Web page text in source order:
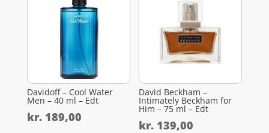
Davidoff – Cool Water
Men – 40 ml – Edt
kr.189,00
David Beckham –
Intimately Beckham for
Him – 75 ml – Edt
kr. 139,00